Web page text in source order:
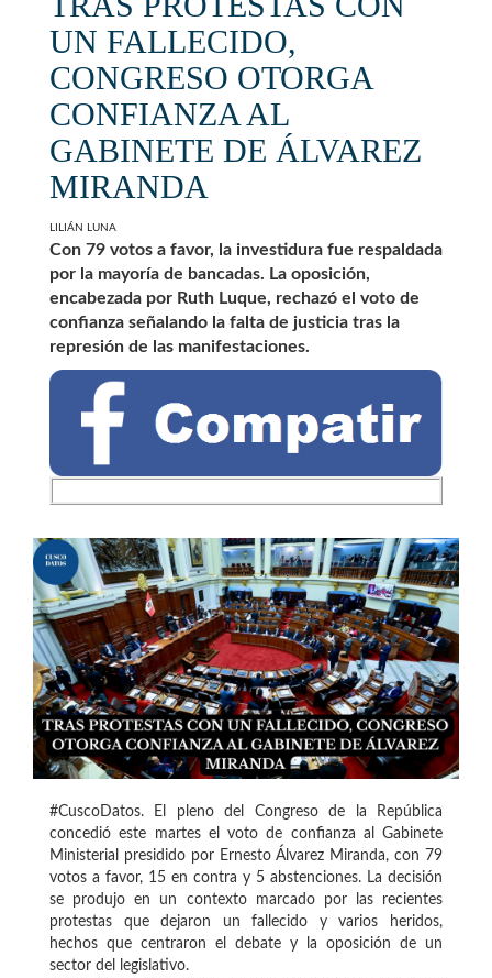
UN FALLECIDO,
CONGRESO OTORGA
CONFIANZA AL
GABINETE DE ÁLVAREZ
MIRANDA
LILIÁN LUNA
Con 79 votos a favor, la investidura fue respaldada
por la mayoría de bancadas. La oposición,
encabezada por Ruth Luque, rechazó el voto de
confianza señalando la falta de justicia tras la
represión de las manifestaciones.
#CuscoDatos. El pleno del Congreso de la República
concedió este martes el voto de confianza al Gabinete
Ministerial presidido por Ernesto Álvarez Miranda, con 79
votos a favor, 15 en contra y 5 abstenciones. La decisión
se produjo en un contexto marcado por las recientes
protestas que dejaron un fallecido y varios heridos,
hechos que centraron el debate y la oposición de un
sector del legislativo.